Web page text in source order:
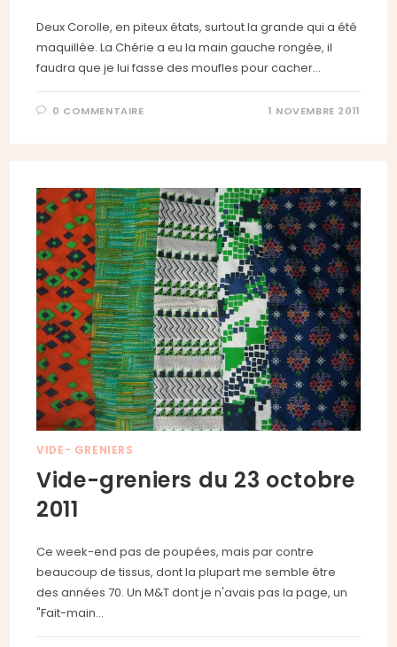
Deux Corolle, en piteux états, surtout la grande qui a été
maquillée. La Chérie a eu la main gauche rongée, il
faudra que je lui fasse des moufles pour cacher…
0 COMMENTAIRE 1 NOVEMBRE 2011
VIDE- GRENIERS
Vide-greniers du 23 octobre
2011
Ce week-end pas de poupées, mais par contre
beaucoup de tissus, dont la plupart me semble être
des années 70. Un M&T dont je n'avais pas la page, un
"Fait-main…